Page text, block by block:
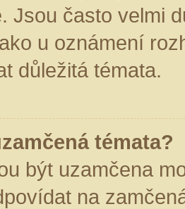
Jsou často velmi
u oznámení
důležitá témata.
témata?
být uzamčena
na